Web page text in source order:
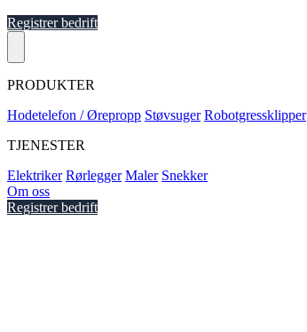
Registrer bedrift
PRODUKTER
Hodetelefon / Ørepropp Støvsuger Robotgressklipper
TJENESTER
Elektriker Rørlegger Maler Snekker
Om oss
Registrer bedrift